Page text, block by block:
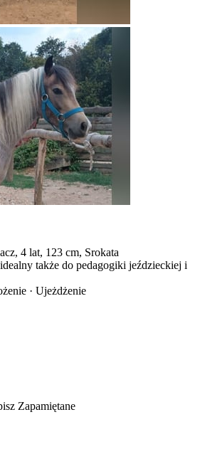
4 lat, 123 cm, Srokata
także do pedagogiki jeździeckiej i
· Ujeżdżenie
Zapamiętane